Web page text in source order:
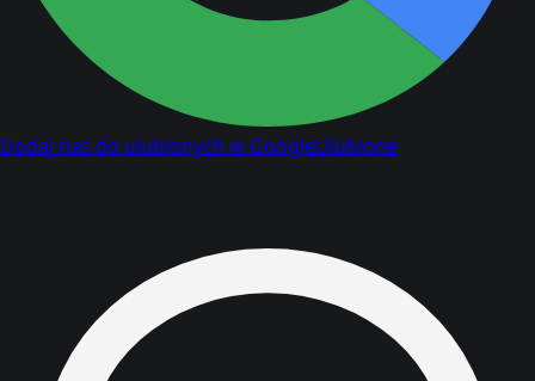
Dodaj nas do ulubionych w GoogleUlubione